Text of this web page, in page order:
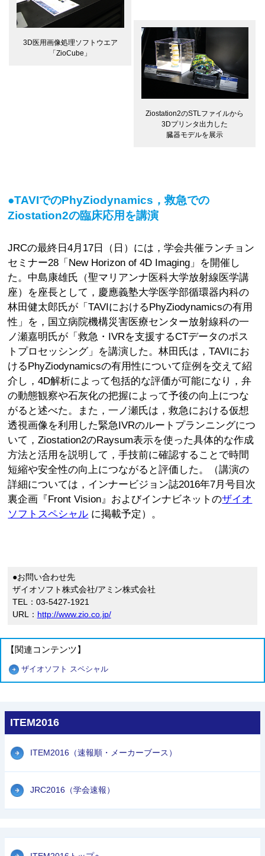
3D医用画像処理ソフトウエア
「ZioCube」
Ziostation2のSTLファイルから
3Dプリンタ出力した
臓器モデルを展示
●TAVIでのPhyZiodynamics，救急での
Ziostation2の臨床応用を講演
JRCの最終日4月17日（日）には，学会共催ランチョン
セミナー28「New Horizon of 4D Imaging」を開催し
た。中島康雄氏（聖マリアンナ医科大学放射線医学講
座）を座長として，慶應義塾大学医学部循環器内科の
林田健太郎氏が「TAVIにおけるPhyZiodynamicsの有用
性」を，国立病院機構災害医療センター放射線科の一
ノ瀬嘉明氏が「救急・IVRを支援するCTデータのポス
トプロセッシング」を講演した。林田氏は，TAVIにお
けるPhyZiodynamicsの有用性について症例を交えて紹
介し，4D解析によって包括的な評価が可能になり，弁
の動態観察や石灰化の把握によって予後の向上につな
がると述べた。また，一ノ瀬氏は，救急における仮想
透視画像を利用した緊急IVRのルートプランニングにつ
いて，Ziostation2のRaysum表示を使った具体的な作成
方法と活用を説明して，手技前に確認することで時間
短縮や安全性の向上につながると評価した。（講演の
詳細については，インナービジョン誌2016年7月号目次
裏企画『Front Vision』およびインナビネットのザイオ
ソフトスペシャル に掲載予定）。
●お問い合わせ先
ザイオソフト株式会社/アミン株式会社
TEL：03‐5427-1921
URL： http://www.zio.co.jp/
【関連コンテンツ】
ザイオソフト スペシャル
ITEM2016
ITEM2016（速報順・メーカーブース）
JRC2016（学会速報）